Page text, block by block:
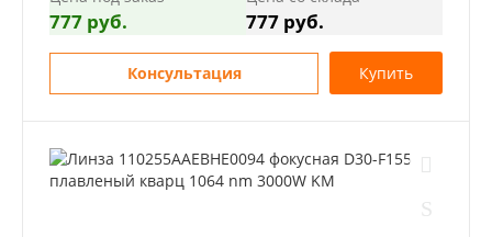
777 руб. 777 руб.
Консультация Купить